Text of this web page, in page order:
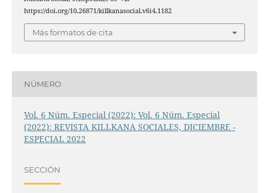
https://doi.org/10.26871/killkanasocial.v6i4.1182
Más formatos de cita
NÚMERO
Vol. 6 Núm. Especial (2022): Vol. 6 Núm. Especial
(2022): REVISTA KILLKANA SOCIALES, DICIEMBRE -
ESPECIAL 2022
SECCIÓN